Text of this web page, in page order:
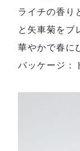
ライチの香り
と矢車菊をブ
華やかで春に
パッケージ：